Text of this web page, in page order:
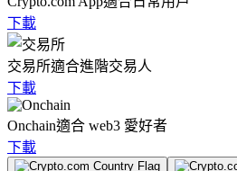
下載
交易所適合進階交易人
下載
Onchain適合 web3 愛好者
下載